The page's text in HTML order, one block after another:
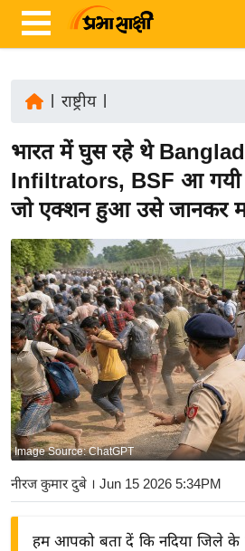
ज़ा
ख
र
रा
ष्ट्री
य
अं
त
र्रा
ष्ट्री
य
बि
ज़
ने
राष्ट्रीय|
भारत में घुस रहे थे
Infiltrators, BSF आ गयी
जो एक्शन हुआ उसे जानकर
Image Source: ChatGPT
नीरज कुमार दुबे । Jun 15 2026 5:34PM
हम आपको बता दें कि नदिया जिले के